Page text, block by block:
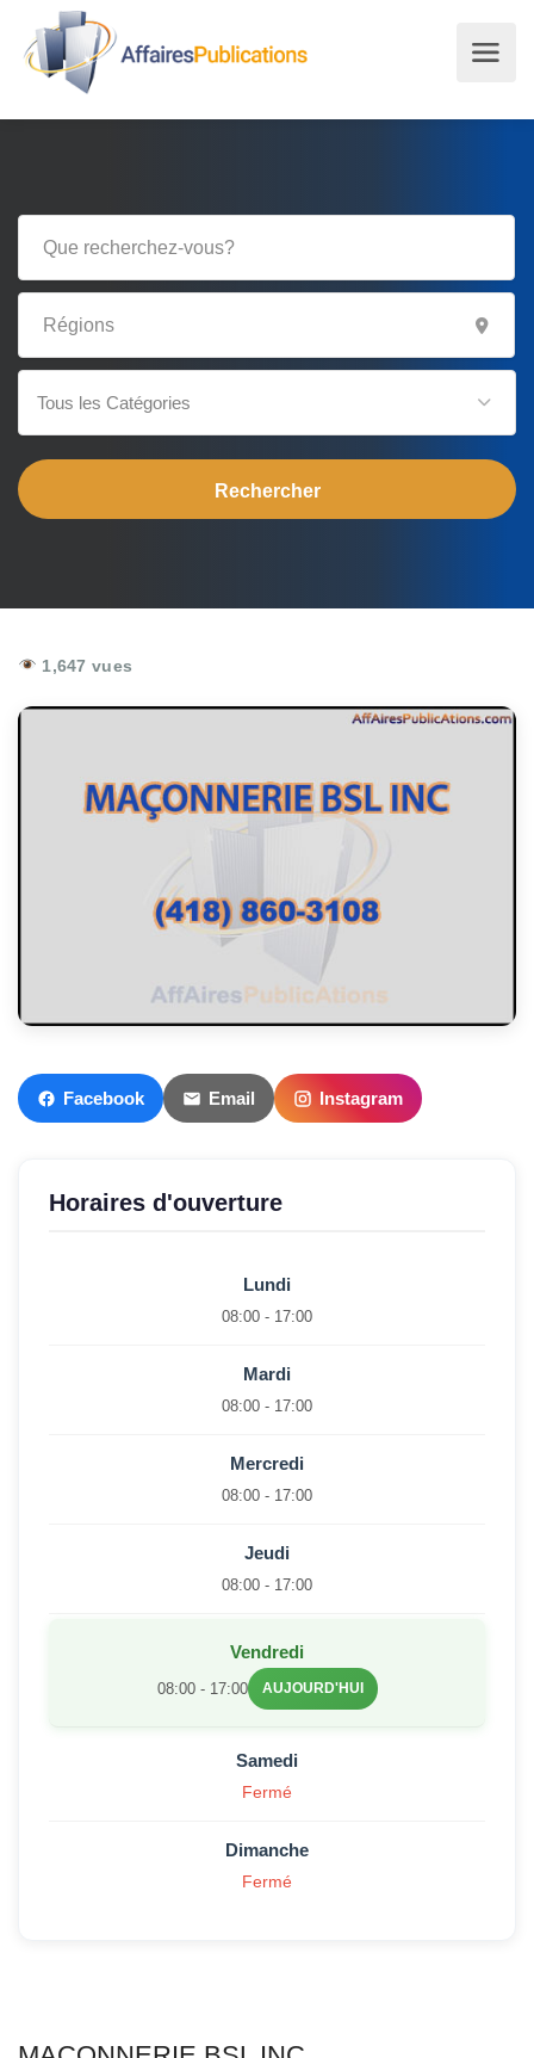
Tous les Catégories
1,647 vues
Facebook Email Instagram
Horaires d'ouverture
Lundi
08:00 - 17:00
Mardi
08:00 - 17:00
Mercredi
08:00 - 17:00
Jeudi
08:00 - 17:00
Vendredi
08:00 - 17:00 AUJOURD'HUI
Samedi
Fermé
Dimanche
Fermé